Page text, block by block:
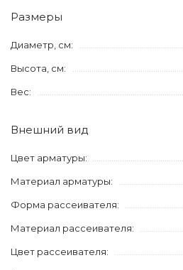
Размеры
Диаметр, см:
Высота, см:
Вес:
Внешний вид
Цвет арматуры:
Материал арматуры:
Форма рассеивателя:
Материал рассеивателя:
Цвет рассеивателя: